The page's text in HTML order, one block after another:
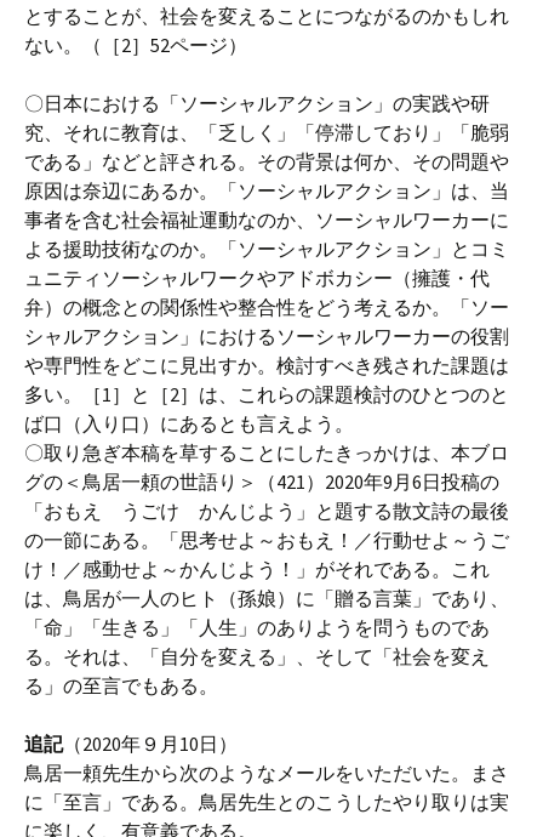
とすることが、社会を変えることにつながるのかもしれ
ない。（［2］52ページ）
〇日本における「ソーシャルアクション」の実践や研
究、それに教育は、「乏しく」「停滞しており」「脆弱
である」などと評される。その背景は何か、その問題や
原因は奈辺にあるか。「ソーシャルアクション」は、当
事者を含む社会福祉運動なのか、ソーシャルワーカーに
よる援助技術なのか。「ソーシャルアクション」とコミ
ュニティソーシャルワークやアドボカシー（擁護・代
弁）の概念との関係性や整合性をどう考えるか。「ソー
シャルアクション」におけるソーシャルワーカーの役割
や専門性をどこに見出すか。検討すべき残された課題は
多い。［1］と［2］は、これらの課題検討のひとつのと
ば口（入り口）にあるとも言えよう。
〇取り急ぎ本稿を草することにしたきっかけは、本ブロ
グの＜鳥居一頼の世語り＞（421）2020年9月6日投稿の
「おもえ うごけ かんじよう」と題する散文詩の最後
の一節にある。「思考せよ～おもえ！／行動せよ～うご
け！／感動せよ～かんじよう！」がそれである。これ
は、鳥居が一人のヒト（孫娘）に「贈る言葉」であり、
「命」「生きる」「人生」のありようを問うものであ
る。それは、「自分を変える」、そして「社会を変え
る」の至言でもある。
追記（2020年９月10日）
鳥居一頼先生から次のようなメールをいただいた。まさ
に「至言」である。鳥居先生とのこうしたやり取りは実
に楽しく、有意義である。